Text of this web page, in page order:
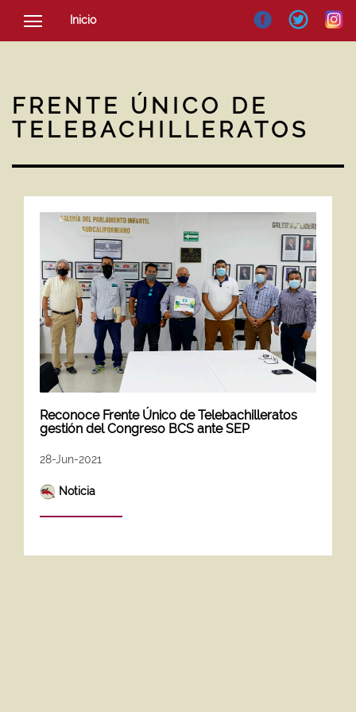
Inicio
SOCIEDAD
NOTICIAS
FRENTE ÚNICO DE
TELEBACHILLERATOS
Reconoce Frente Único de Telebachilleratos
gestión del Congreso BCS ante SEP
28-Jun-2021
Noticia